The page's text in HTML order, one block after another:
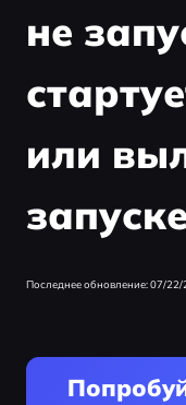
не
или
запуске
Последнее обновление: 07/